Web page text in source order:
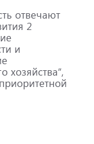
отвечают
2
и
хозяйства”,